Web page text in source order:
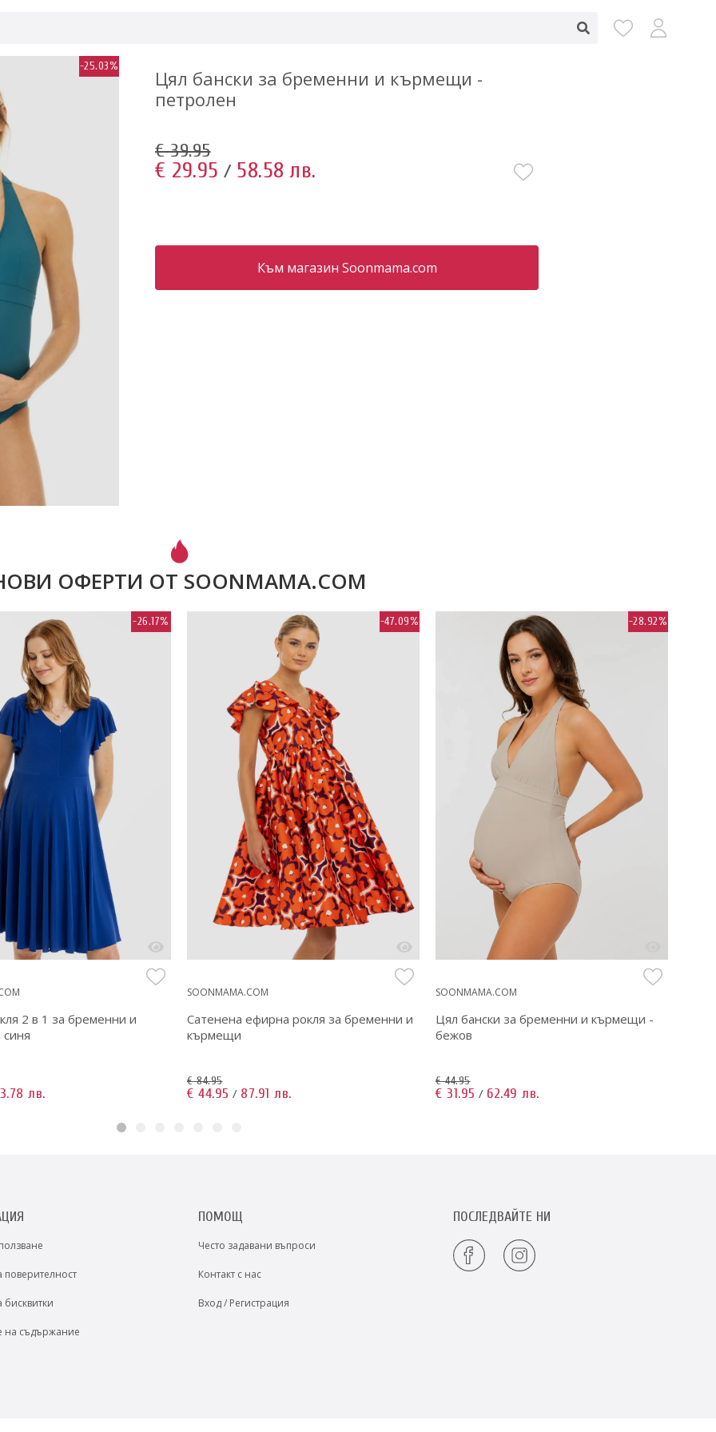
-25.03%
Цял бански за бременни и кърмещи -
петролен
€ 39.95
€ 29.95 / 58.58 лв.
Към магазин Soonmama.com
ОФЕРТИ ОТ SOONMAMA.COM
-26.17%
2 в 1 за бременни и
лв.
-47.09%
SOONMAMA.COM
Сатенена ефирна рокля за бременни и
кърмещи
€ 84.95
€ 44.95 / 87.91 лв.
-28.92%
SOONMAMA.COM
Цял бански за бременни и кърмещи -
бежов
€ 44.95
€ 31.95 / 62.49 лв.
поверителност
бисквитки
на съдържание
ПОМОЩ
Често задавани въпроси
Контакт с нас
Вход / Регистрация
ПОСЛЕДВАЙТЕ НИ